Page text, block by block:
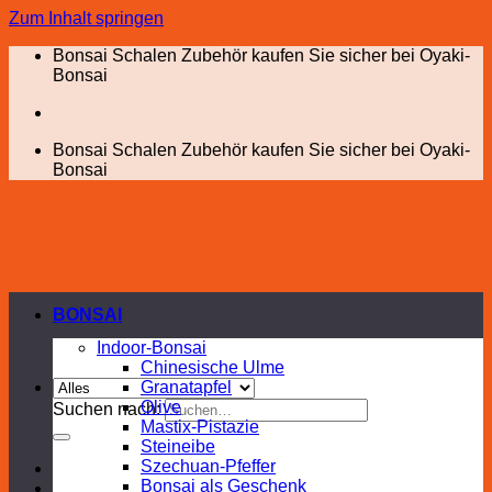
Zum Inhalt springen
Bonsai Schalen Zubehör kaufen Sie sicher bei Oyaki-
Bonsai
Bonsai Schalen Zubehör kaufen Sie sicher bei Oyaki-
Bonsai
Suchen nach:
BONSAI
Indoor-Bonsai
Chinesische Ulme
Granatapfel
Olive
Mastix-Pistazie
Steineibe
Szechuan-Pfeffer
Bonsai als Geschenk